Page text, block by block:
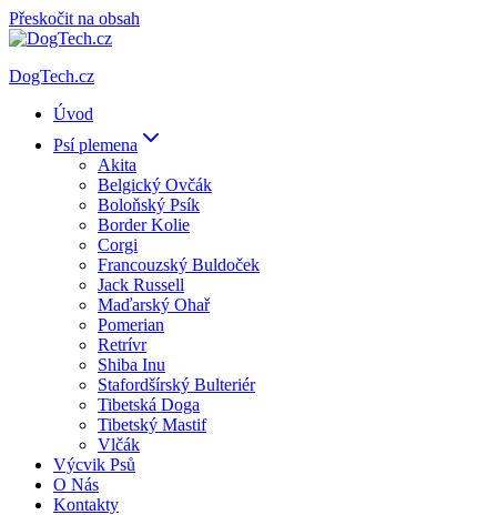
Přeskočit na obsah
DogTech.cz
Úvod
Psí plemena
Akita
Belgický Ovčák
Boloňský Psík
Border Kolie
Corgi
Francouzský Buldoček
Jack Russell
Maďarský Ohař
Pomerian
Retrívr
Shiba Inu
Stafordšírský Bulteriér
Tibetská Doga
Tibetský Mastif
Vlčák
Výcvik Psů
O Nás
Kontakty